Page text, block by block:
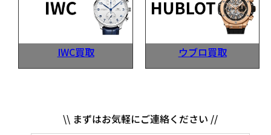
IWC買取 ウブロ買取